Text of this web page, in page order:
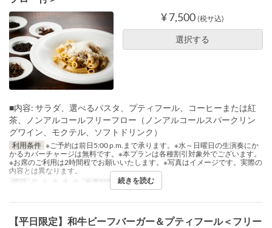
¥ 7,500 (税サ込)
選択する
■内容: サラダ、選べるパスタ、プティフール、コーヒーまたは紅
茶、ノンアルコールフリーフロー（ノンアルコールスパークリン
グワイン、モクテル、ソフトドリンク）
利用条件 ※ご予約は前日5:00 p.m.まで承ります。※水～日曜日の生演奏にか
かるカバーチャージは無料です。※本プランは各種割引対象外でございます。
※お席のご利用は2時間程でお願いいたします。※写真はイメージです。実際の
内容とは異なります。
曜日
月, 火, 水, 木, 金 食事時間 ディナー
続きを読む
【平日限定】和牛ビーフバーガー＆プティフール＜フリー